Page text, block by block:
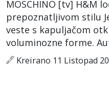
MOSCHINO [tv] H&M
prepoznatljivom stilu
veste s kapuljačom
voluminozne forme.
Kreirano 11 Listopad